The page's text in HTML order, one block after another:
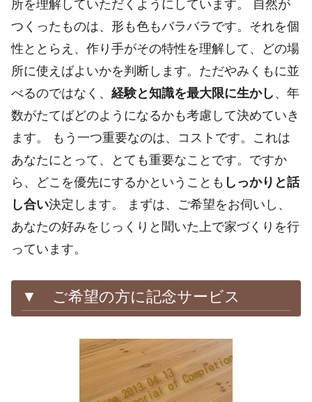
所を理解していただくようにしています。 自然が
つくったものは、形も色もバラバラです。それを個
性ととらえ、作り手がその特性を理解して、どの場
所に使えばよいかを判断します。ただやみくもに並
べるのではなく、 経験と知識を最大限に生かし 、年
数がたてばどのようになるかも考慮して決めていき
ます。 もう一つ重要なのは、コストです。これは
あなたにとって、とても重要なことです。ですか
ら、どこを優先にするかということも しっかりと話
し合い決定します。 まずは、ご希望をお伺いし、
あなたの好みをじっくりと聞いた上で家づくりを行
っています。
▼ ご希望の方に記念サービス